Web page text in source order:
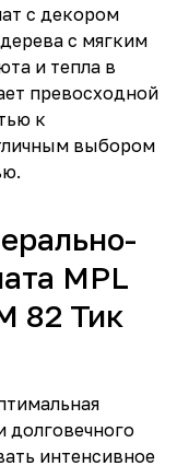
с декором
с мягким
и тепла в
превосходной
к
выбором
MPL
82 Тик
долговечного
интенсивное